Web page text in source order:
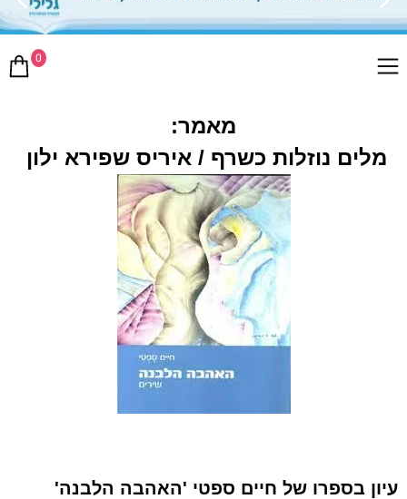
0
מאמר:
מלים נוזלות כשרף / איריס שפירא ילון
עיון בספרו של חיים ספטי 'האהבה הלבנה'